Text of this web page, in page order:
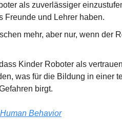
als zuverlässiger
Freunde und Lehrer haben.
mehr, aber nur, wenn der
Kinder Roboter als
was für die Bildung in einer
birgt.
Behavior